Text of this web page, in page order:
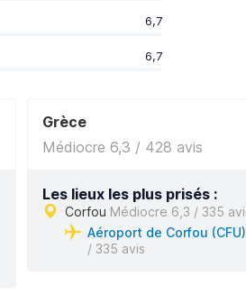
6,7
6,7
Grèce
Médiocre 6,3 / 428 avis
Les lieux les plus prisés :
Corfou Médiocre 6,3 / 335
Aéroport de Corfou (CFU)
/ 335 avis